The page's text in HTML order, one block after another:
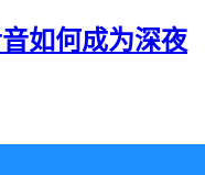
如何成为深夜